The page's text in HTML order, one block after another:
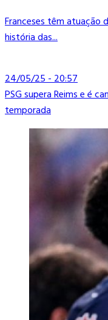
Franceses têm atuação
história das...
24/05/25 - 20:57
PSG supera Reims e é
temporada